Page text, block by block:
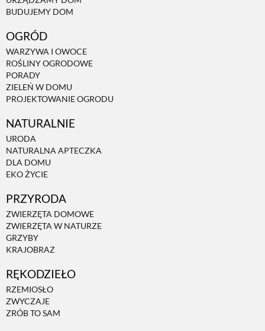
BUDUJEMY DOM
OGRÓD
WARZYWA I OWOCE
ROŚLINY OGRODOWE
PORADY
ZIELEŃ W DOMU
PROJEKTOWANIE OGRODU
NATURALNIE
URODA
NATURALNA APTECZKA
DLA DOMU
EKO ŻYCIE
PRZYRODA
ZWIERZĘTA DOMOWE
ZWIERZĘTA W NATURZE
GRZYBY
KRAJOBRAZ
RĘKODZIEŁO
RZEMIOSŁO
ZWYCZAJE
ZRÓB TO SAM